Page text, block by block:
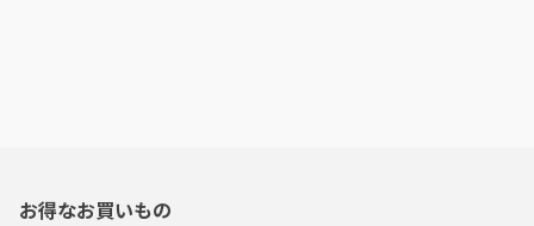
お得なお買いもの